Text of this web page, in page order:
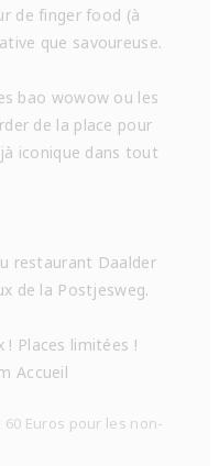
de finger food (à
que savoureuse.
bao wowow ou les
de la place pour
iconique dans tout
restaurant Daalder
de la Postjesweg.
Places limitées !
Accueil
Euros pour les non-